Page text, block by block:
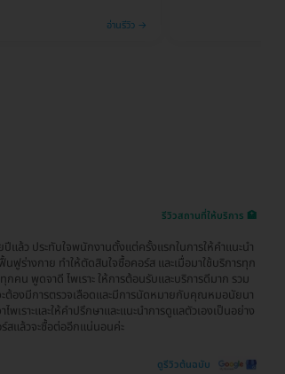
อ่านรีวิว →
รีวิวสถานที่ให้บริการ 🏥
ปีแล้ว ประทับใจพนักงานตั้งแต่ครั้งแรกในการให้คำแนะนำ
นฟูร่างกาย ทำให้ตัดสินใจซื้อคอร์ส และเมื่อมาใช้บริการทุก
คน พูดจาดี ไพเราะ ให้การต้อนรับและบริการดีมาก รวม
ะต้องมีการตรวจเลือดและมีการนัดหมายกับคุณหมอนัยนา
พเราะและให้คำปรึกษาและแนะนำการดูแลตัวเองเป็นอย่าง
สแล้วจะซื้อต่ออีกแน่นอนค่ะ
ดูรีวิวต้นฉบับ